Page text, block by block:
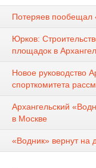
Потеряев пообещал
Юрков:
площадок в
Новое руководство
спорткомитета
Архангельский
в Москве
«Водник» вернут на